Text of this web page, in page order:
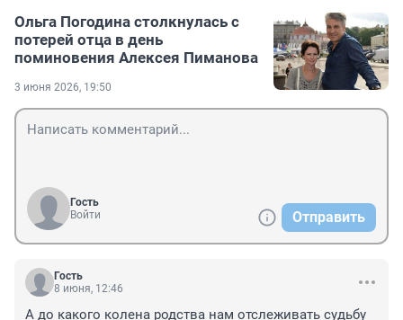
Ольга Погодина столкнулась с
потерей отца в день
поминовения Алексея Пиманова
3 июня 2026, 19:50
Гость
Войти
Отправить
Гость
8 июня, 12:46
А до какого колена родства нам отслеживать судьбу